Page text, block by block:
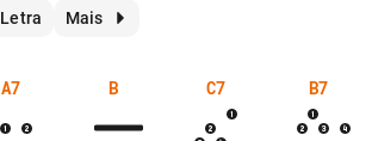
Letra Mais
A7 B C7 B7